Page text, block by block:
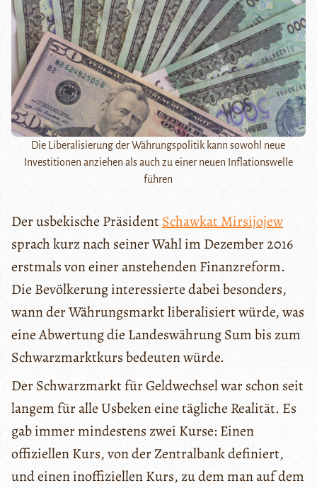
Die Liberalisierung der Währungspolitik kann sowohl neue
Investitionen anziehen als auch zu einer neuen Inflationswelle
führen
Der usbekische PräsidentSchawkat Mirsijojew
sprach kurz nach seiner Wahl im Dezember 2016
erstmals von einer anstehenden Finanzreform.
Die Bevölkerung interessierte dabei besonders,
wann der Währungsmarkt liberalisiert würde, was
eine Abwertung die Landeswährung Sum bis zum
Schwarzmarktkurs bedeuten würde.
Der Schwarzmarkt für Geldwechsel war schon seit
langem für alle Usbeken eine tägliche Realität. Es
gab immer mindestens zwei Kurse: Einen
offiziellen Kurs, von der Zentralbank definiert,
und einen inoffiziellen Kurs, zu dem man auf dem